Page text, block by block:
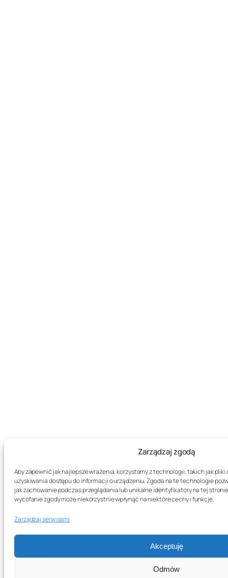
Zarządzaj zgodą
Aby zapewnić jak najlepsze wrażenia, korzystamy z technologii, takich jak
uzyskiwania dostępu do informacji o urządzeniu. Zgoda na te technologie
jak zachowanie podczas przeglądania lub unikalne identyfikatory na tej
wycofanie zgody może niekorzystnie wpłynąć na niektóre cechy i funkcje.
Zarządzaj serwisami
Akceptuję
Odmów